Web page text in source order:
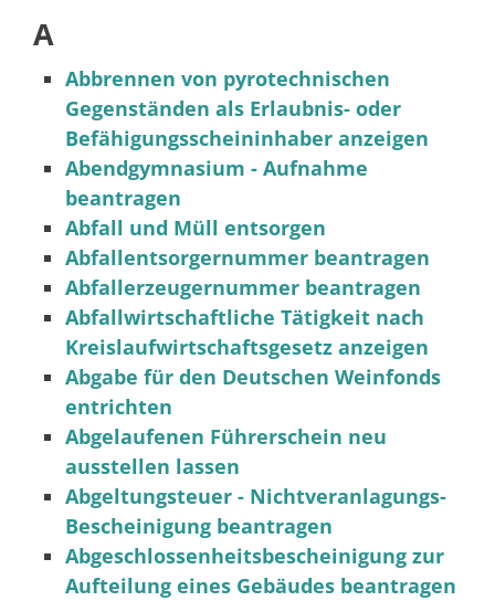
A
Abbrennen von pyrotechnischen
Gegenständen als Erlaubnis- oder
Befähigungsscheininhaber anzeigen
Abendgymnasium - Aufnahme
beantragen
Abfall und Müll entsorgen
Abfallentsorgernummer beantragen
Abfallerzeugernummer beantragen
Abfallwirtschaftliche Tätigkeit nach
Kreislaufwirtschaftsgesetz anzeigen
Abgabe für den Deutschen Weinfonds
entrichten
Abgelaufenen Führerschein neu
ausstellen lassen
Abgeltungsteuer - Nichtveranlagungs-
Bescheinigung beantragen
Abgeschlossenheitsbescheinigung zur
Aufteilung eines Gebäudes beantragen